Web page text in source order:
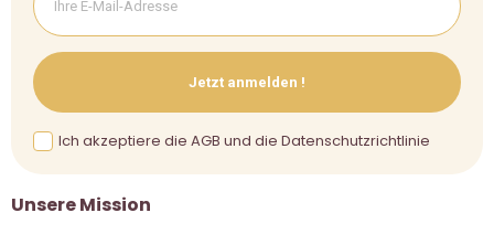
Unsere Mission
Jetzt anmelden !
Ich akzeptiere die AGB und die Datenschutzrichtlinie